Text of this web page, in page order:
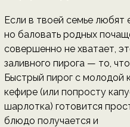
Если в твоей семье любят
но баловать родных
совершенно не хватает,
заливного пирога — то,
Быстрый пирог с молодой
кефире (или попросту
шарлотка) готовится
блюдо получается и